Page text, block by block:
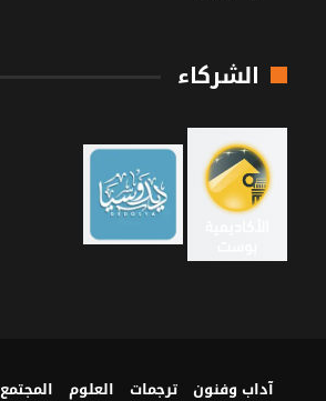
الشركاء
آداب وفنون ترجمات العلوم المجتمع